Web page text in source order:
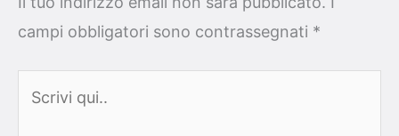
campi obbligatori sono contrassegnati *